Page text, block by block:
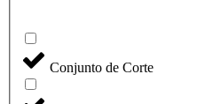
Conjunto de Corte